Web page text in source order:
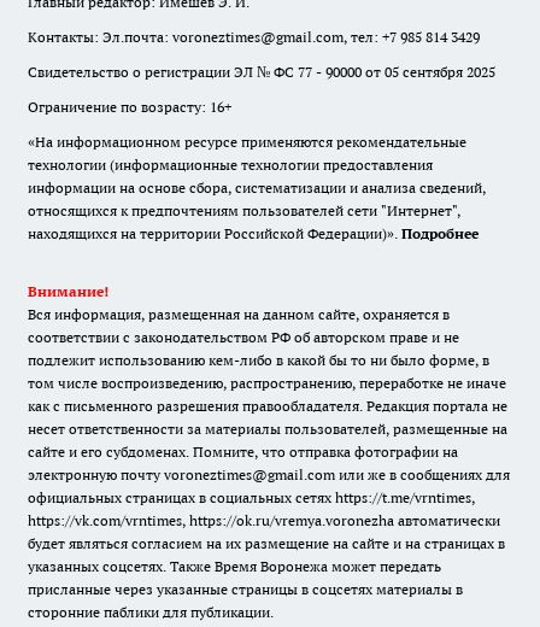
Контакты: Эл.почта: voroneztimes@gmail.com, тел: +7 985 814 3429
Свидетельство о регистрации ЭЛ № ФС 77 - 90000 от 05 сентября 2025
Ограничение по возрасту: 16+
«На информационном ресурсе применяются рекомендательные
технологии (информационные технологии предоставления
информации на основе сбора, систематизации и анализа сведений,
относящихся к предпочтениям пользователей сети "Интернет",
находящихся на территории Российской Федерации)». Подробнее
Внимание!
Вся информация, размещенная на данном сайте, охраняется в
соответствии с законодательством РФ об авторском праве и не
подлежит использованию кем-либо в какой бы то ни было форме, в
том числе воспроизведению, распространению, переработке не иначе
как с письменного разрешения правообладателя. Редакция портала не
несет ответственности за материалы пользователей, размещенные на
сайте и его субдоменах. Помните, что отправка фотографии на
электронную почту voroneztimes@gmail.com или же в сообщениях для
официальных страницах в социальных сетях https://t.me/vrntimes,
https://vk.com/vrntimes, https://ok.ru/vremya.voronezha автоматически
будет являться согласием на их размещение на сайте и на страницах в
указанных соцсетях. Также Время Воронежа может передать
присланные через указанные страницы в соцсетях материалы в
сторонние паблики для публикации.